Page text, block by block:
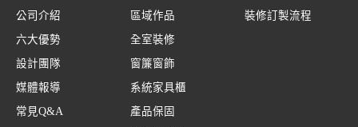
公司介紹
六大優勢
設計團隊
媒體報導
常見Q&A
區域作品
全室裝修
窗簾窗飾
系統家具櫃
產品保固
裝修訂製流程